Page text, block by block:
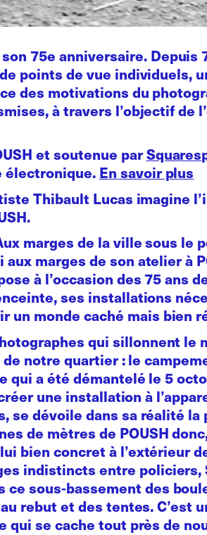
75e anniversaire. Depuis
points de vue individuels,
des motivations du
à travers l’objectif de
et soutenue par
électronique. En savoir plus
Thibault Lucas imagine
marges de la ville sous le
marges de son atelier à
à l’occasion des 75 ans
ses installations
un monde caché mais bien
qui sillonnent
notre quartier : le
qui a été démantelé le 5
une installation à
se dévoile dans sa réalité
de mètres de POUSH
bien concret à l’extérieur
indistincts entre policiers,
sous-bassement des
rebut et des tentes. C’est
se cache tout près de